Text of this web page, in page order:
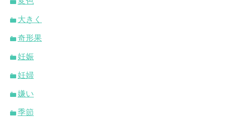
大きく
奇形果
妊娠
妊婦
嫌い
季節